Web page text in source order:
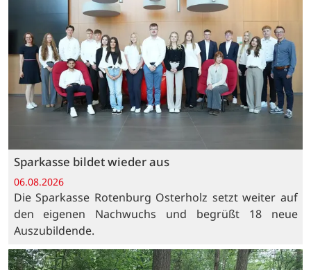
Sparkasse bildet wieder aus
06.08.2026
Die Sparkasse Rotenburg Osterholz setzt weiter auf
den eigenen Nachwuchs und begrüßt 18 neue
Auszubildende.